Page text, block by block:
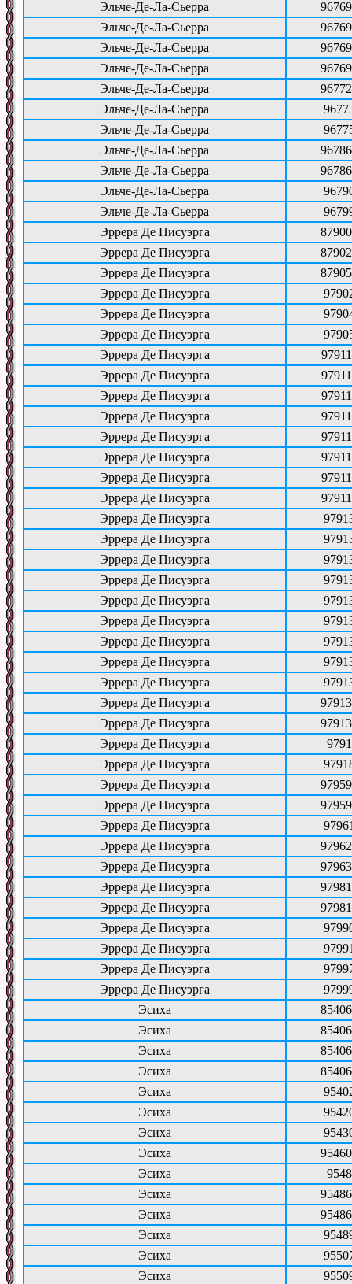
Эльче-Де-Ла-Сьерра
Эльче-Де-Ла-Сьерра
Эльче-Де-Ла-Сьерра
Эльче-Де-Ла-Сьерра
Эльче-Де-Ла-Сьерра
Эльче-Де-Ла-Сьерра
Эльче-Де-Ла-Сьерра
Эльче-Де-Ла-Сьерра
Эльче-Де-Ла-Сьерра
Эльче-Де-Ла-Сьерра
Эльче-Де-Ла-Сьерра
Эррера Де Писуэрга
Эррера Де Писуэрга
Эррера Де Писуэрга
Эррера Де Писуэрга
Эррера Де Писуэрга
Эррера Де Писуэрга
Эррера Де Писуэрга
Эррера Де Писуэрга
Эррера Де Писуэрга
Эррера Де Писуэрга
Эррера Де Писуэрга
Эррера Де Писуэрга
Эррера Де Писуэрга
Эррера Де Писуэрга
Эррера Де Писуэрга
Эррера Де Писуэрга
Эррера Де Писуэрга
Эррера Де Писуэрга
Эррера Де Писуэрга
Эррера Де Писуэрга
Эррера Де Писуэрга
Эррера Де Писуэрга
Эррера Де Писуэрга
Эррера Де Писуэрга
Эррера Де Писуэрга
Эррера Де Писуэрга
Эррера Де Писуэрга
Эррера Де Писуэрга
Эррера Де Писуэрга
Эррера Де Писуэрга
Эррера Де Писуэрга
Эррера Де Писуэрга
Эррера Де Писуэрга
Эррера Де Писуэрга
Эррера Де Писуэрга
Эррера Де Писуэрга
Эррера Де Писуэрга
Эррера Де Писуэрга
Эсиха
Эсиха
Эсиха
Эсиха
Эсиха
Эсиха
Эсиха
Эсиха
Эсиха
Эсиха
Эсиха
Эсиха
Эсиха
Эсиха